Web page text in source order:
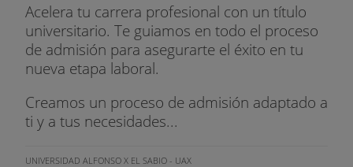
Acelera tu carrera profesional con un título
universitario. Te guiamos en todo el proceso
de admisión para asegurarte el éxito en tu
nueva etapa laboral.
Creamos un proceso de admisión adaptado a
ti y a tus necesidades...
UNIVERSIDAD ALFONSO X EL SABIO - UAX